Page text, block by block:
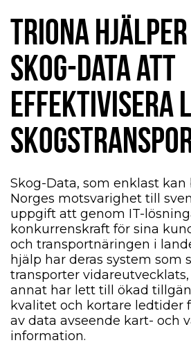
TRIONA
SKOG-DATA ATT
EFFEKTIVISERA
Skog-Data, som enklast kan
Norges motsvarighet till
uppgift att genom IT-
konkurrenskraft för sina
och transportnäringen i
hjälp har deras system som
transporter
annat har lett till ökad
kvalitet och kortare ledtider
av data avseende kart- och
information.